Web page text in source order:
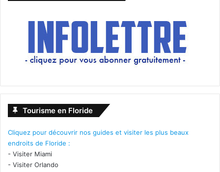
Tourisme en Floride
Cliquez pour découvrir nos guides et visiter les plus beaux
endroits de Floride :
- Visiter Miami
- Visiter Orlando